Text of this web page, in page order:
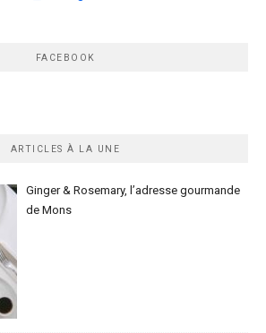
FACEBOOK
ARTICLES À LA UNE
Ginger & Rosemary, l’adresse gourmande
de Mons